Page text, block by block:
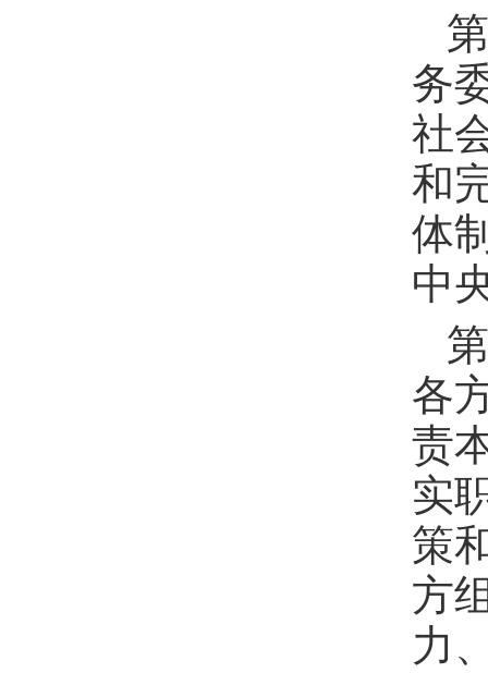
务
社
和
体
中
各
责
实
策
方
力